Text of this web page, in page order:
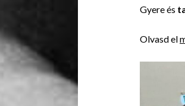
Gyere és
Olvasd el